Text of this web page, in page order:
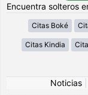
Encuentra solteros
Citas Boké
Citas Kindia
Noticias